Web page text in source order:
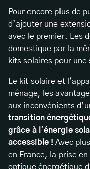
Pour encore plus de
d’ajouter une
avec le premier. Les
domestique par la
kits solaires pour
Le kit solaire et
ménage, les
aux inconvénients
transition
grâce à l'énergie
accessible ! Avec
en France, la prise
optique énergétique